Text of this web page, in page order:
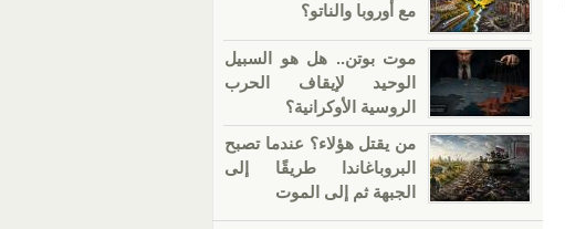
مع أوروبا والناتو؟
موت بوتن.. هل هو السبيل
الوحيد لإيقاف الحرب
الروسية الأوكرانية؟
من يقتل هؤلاء؟ عندما تصبح
البروباغاندا طريقًا إلى
الجبهة ثم إلى الموت